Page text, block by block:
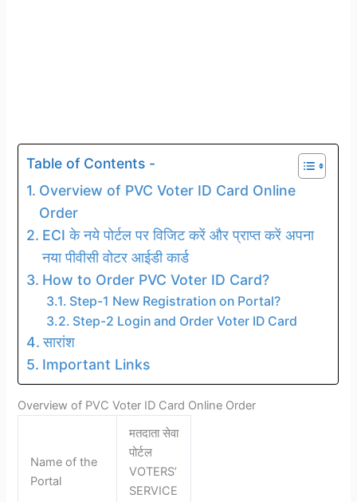
Table of Contents -
Overview of PVC Voter ID Card Online
Order
ECI के नये पोर्टल पर विजिट करें और प्राप्त करें अपना
नया पीवीसी वोटर आईडी कार्ड
How to Order PVC Voter ID Card?
Step-1 New Registration on Portal?
Step-2 Login and Order Voter ID Card
सारांश
Important Links
Overview of PVC Voter ID Card Online Order
Name of the
Portal
मतदाता सेवा
पोर्टल
VOTERS’
SERVICE